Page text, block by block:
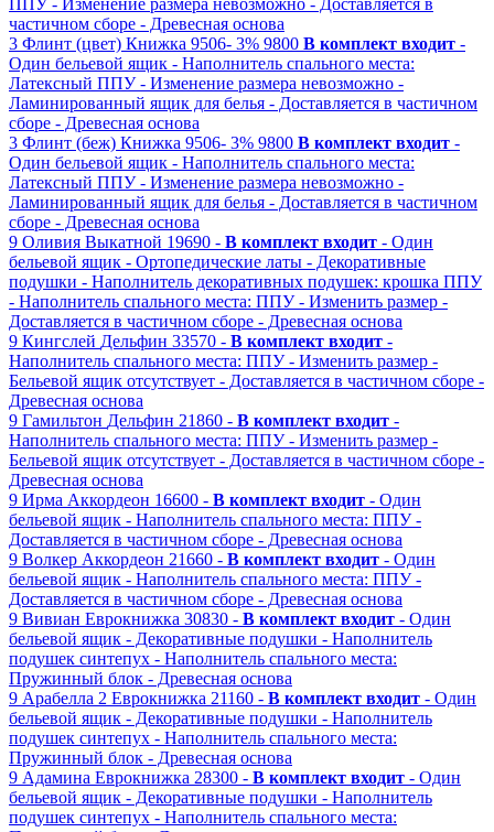
частичном сборе - Древесная основа
3 Флинт (цвет) Книжка 9506- 3% 9800 В комплект входит -
Один бельевой ящик - Наполнитель спального места:
Латексный ППУ - Изменение размера невозможно -
Ламинированный ящик для белья - Доставляется в частичном
сборе - Древесная основа
3 Флинт (беж) Книжка 9506- 3% 9800 В комплект входит -
Один бельевой ящик - Наполнитель спального места:
Латексный ППУ - Изменение размера невозможно -
Ламинированный ящик для белья - Доставляется в частичном
сборе - Древесная основа
9 Оливия Выкатной 19690 - В комплект входит - Один
бельевой ящик - Ортопедические латы - Декоративные
подушки - Наполнитель декоративных подушек: крошка ППУ
- Наполнитель спального места: ППУ - Изменить размер -
Доставляется в частичном сборе - Древесная основа
9 Кингслей Дельфин 33570 - В комплект входит -
Наполнитель спального места: ППУ - Изменить размер -
Бельевой ящик отсутствует - Доставляется в частичном сборе -
Древесная основа
9 Гамильтон Дельфин 21860 - В комплект входит -
Наполнитель спального места: ППУ - Изменить размер -
Бельевой ящик отсутствует - Доставляется в частичном сборе -
Древесная основа
9 Ирма Аккордеон 16600 - В комплект входит - Один
бельевой ящик - Наполнитель спального места: ППУ -
Доставляется в частичном сборе - Древесная основа
9 Волкер Аккордеон 21660 - В комплект входит - Один
бельевой ящик - Наполнитель спального места: ППУ -
Доставляется в частичном сборе - Древесная основа
9 Вивиан Еврокнижка 30830 - В комплект входит - Один
бельевой ящик - Декоративные подушки - Наполнитель
подушек синтепух - Наполнитель спального места:
Пружинный блок - Древесная основа
9 Арабелла 2 Еврокнижка 21160 - В комплект входит - Один
бельевой ящик - Декоративные подушки - Наполнитель
подушек синтепух - Наполнитель спального места:
Пружинный блок - Древесная основа
9 Адамина Еврокнижка 28300 - В комплект входит - Один
бельевой ящик - Декоративные подушки - Наполнитель
подушек синтепух - Наполнитель спального места: